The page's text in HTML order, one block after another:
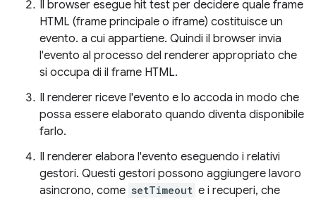
Il browser esegue hit test per decidere quale frame
HTML (frame principale o iframe) costituisce un
evento. a cui appartiene. Quindi il browser invia
l'evento al processo del renderer appropriato che
si occupa di il frame HTML.
Il renderer riceve l'evento e lo accoda in modo che
possa essere elaborato quando diventa disponibile
farlo.
Il renderer elabora l'evento eseguendo i relativi
gestori. Questi gestori possono aggiungere lavoro
asincrono, come setTimeout e i recuperi, che